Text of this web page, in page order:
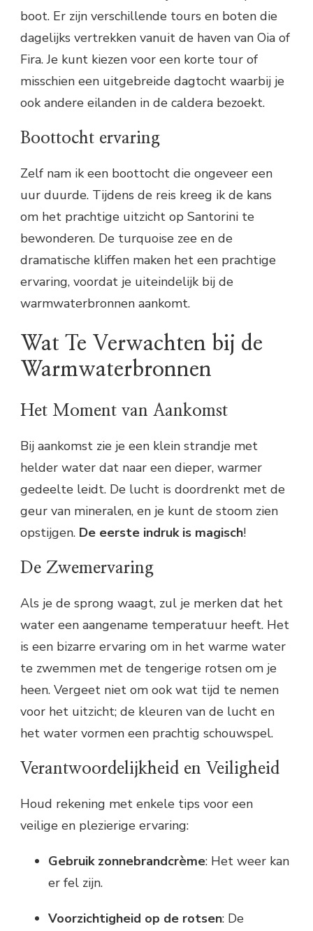
boot. Er zijn verschillende tours en boten die
dagelijks vertrekken vanuit de haven van Oia of
Fira. Je kunt kiezen voor een korte tour of
misschien een uitgebreide dagtocht waarbij je
ook andere eilanden in de caldera bezoekt.
Boottocht ervaring
Zelf nam ik een boottocht die ongeveer een
uur duurde. Tijdens de reis kreeg ik de kans
om het prachtige uitzicht op Santorini te
bewonderen. De turquoise zee en de
dramatische kliffen maken het een prachtige
ervaring, voordat je uiteindelijk bij de
warmwaterbronnen aankomt.
Wat Te Verwachten bij de
Warmwaterbronnen
Het Moment van Aankomst
Bij aankomst zie je een klein strandje met
helder water dat naar een dieper, warmer
gedeelte leidt. De lucht is doordrenkt met de
geur van mineralen, en je kunt de stoom zien
opstijgen. De eerste indruk is magisch!
De Zwemervaring
Als je de sprong waagt, zul je merken dat het
water een aangename temperatuur heeft. Het
is een bizarre ervaring om in het warme water
te zwemmen met de tengerige rotsen om je
heen. Vergeet niet om ook wat tijd te nemen
voor het uitzicht; de kleuren van de lucht en
het water vormen een prachtig schouwspel.
Verantwoordelijkheid en Veiligheid
Houd rekening met enkele tips voor een
veilige en plezierige ervaring:
Gebruik zonnebrandcrème: Het weer kan
er fel zijn.
Voorzichtigheid op de rotsen: De